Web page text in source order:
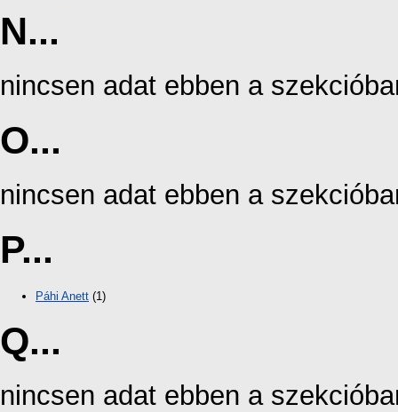
N...
nincsen adat ebben a
O...
nincsen adat ebben a
P...
Páhi Anett (1)
Q...
nincsen adat ebben a